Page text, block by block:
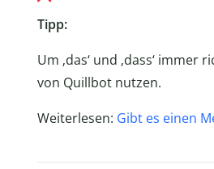
Tipp:
Um ‚das‘ und ‚dass‘
von Quillbot nutzen.
Weiterlesen: Gibt es einen